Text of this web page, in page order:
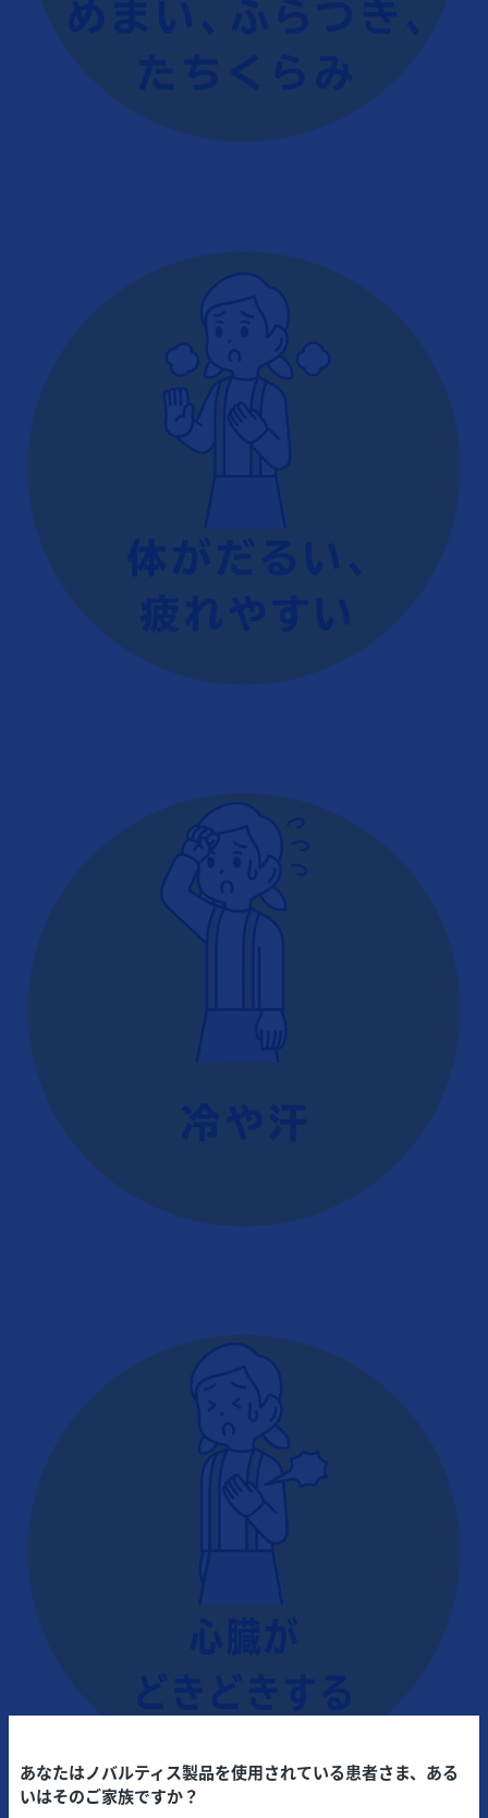
あなたはノバルティス製品を使用されている患者さま、ある
いはそのご家族ですか？